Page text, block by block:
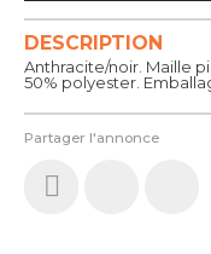
Partager l'annonce
DESCRIPTION
Anthracite/noir. Maille
50% polyester.